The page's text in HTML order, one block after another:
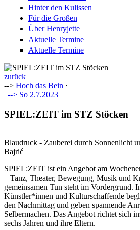
Hinter den Kulissen
Für die Großen
Über Henryjette
Aktuelle Termine
Aktuelle Termine
zurück
--> Hoch das Bein ·
| --> So 2.7.2023
SPIEL:ZEIT im STZ Stöcken
Blaudruck - Zauberei durch Sonnenlicht
Bajrić
SPIEL:ZEIT ist ein Angebot am
– Tanz, Theater, Bewegung, Musik und
gemeinsamen Tun steht im Vordergrund.
Künstler*innen und Kulturschaffende
den Nachmittag und geben spannende
Selbermachen. Das Angebot richtet sich
sechs Jahren und ihre Eltern.